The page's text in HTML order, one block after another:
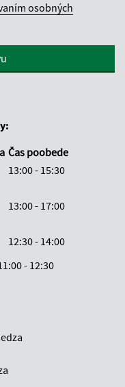
osobných
Čas poobede
13:00 - 15:30
13:00 - 17:00
12:30 - 14:00
- 12:30